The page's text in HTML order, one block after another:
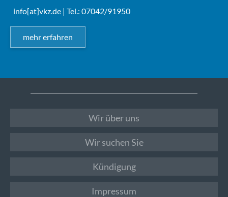
info[at]vkz.de | Tel.: 07042/91950
mehr erfahren
Wir über uns
Wir suchen Sie
Kündigung
Impressum